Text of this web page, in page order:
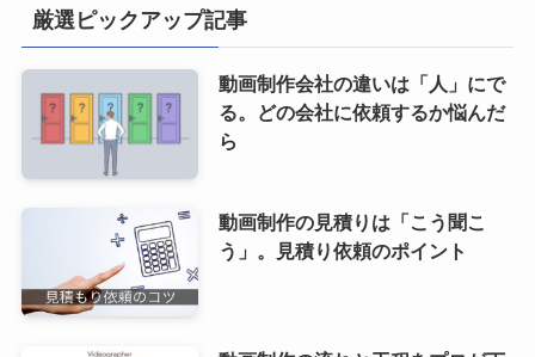
厳選ピックアップ記事
動画制作会社の違いは「人」にで
る。どの会社に依頼するか悩んだ
ら
動画制作の見積りは「こう聞こ
う」。見積り依頼のポイント